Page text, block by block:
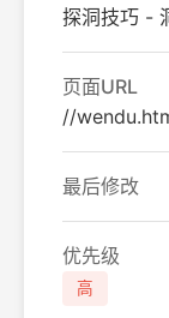
探洞技巧 -
页面URL
//
最后修改
优先级
高